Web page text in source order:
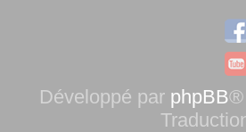
Développé par phpBB®